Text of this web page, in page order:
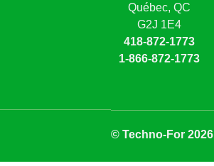
Québec, QC
G2J 1E4
418-872-1773
1-866-872-1773
© Techno-For 2026